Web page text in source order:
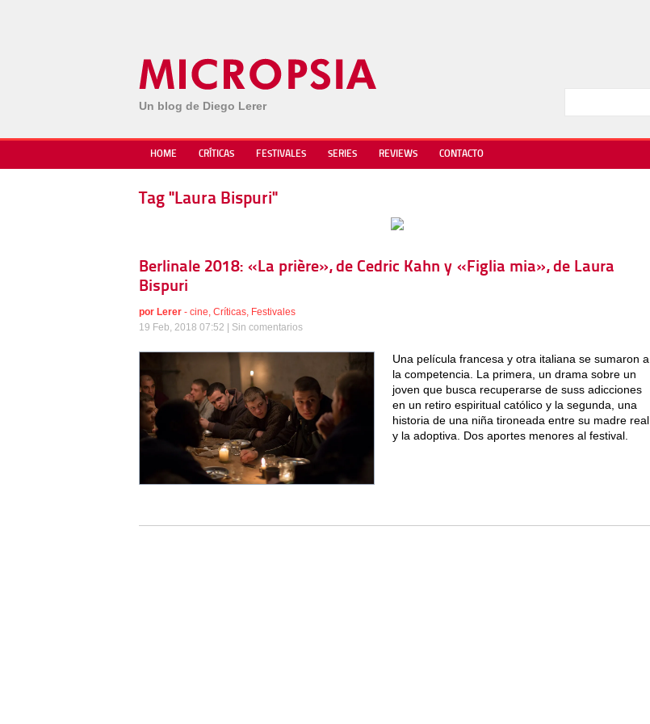
Un blog de Diego Lerer
HOME CRÍTICAS FESTIVALES SERIES REVIEWS CONTACTO
Tag "Laura Bispuri"
Berlinale 2018: «La prière», de Cedric Kahn y «Figlia mia», de Laura
Bispuri
por Lerer - cine, Críticas, Festivales
19 Feb, 2018 07:52 | Sin comentarios
Una película francesa y otra italiana se sumaron a
la competencia. La primera, un drama sobre un
joven que busca recuperarse de suss adicciones
en un retiro espiritual católico y la segunda, una
historia de una niña tironeada entre su madre real
y la adoptiva. Dos aportes menores al festival.